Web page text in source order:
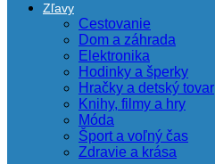
Zľavy
Cestovanie
Dom a záhrada
Elektronika
Hodinky a šperky
Hračky a detský tovar
Knihy, filmy a hry
Móda
Šport a voľný čas
Zdravie a krása